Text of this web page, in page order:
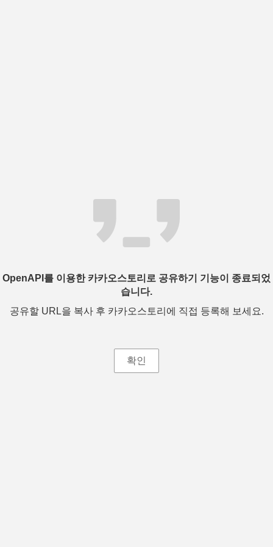
OpenAPI를 이용한 카카오스토리로 공유하기 기능이 종료되었
습니다.
공유할 URL을 복사 후 카카오스토리에 직접 등록해 보세요.
확인